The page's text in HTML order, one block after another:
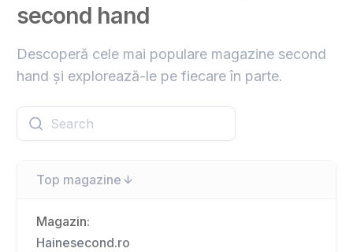
second hand
Descoperă cele mai populare magazine second
hand și explorează-le pe fiecare în parte.
Top magazine
Magazin:
Hainesecond.ro